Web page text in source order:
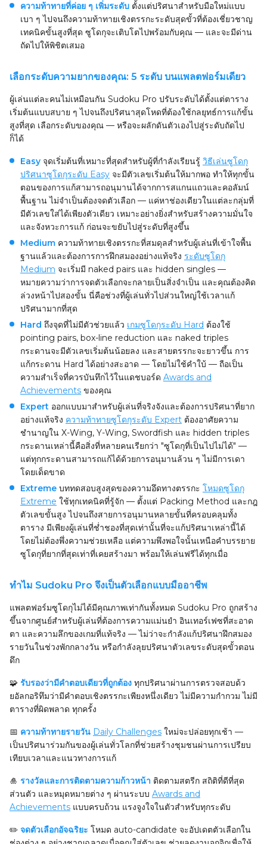
ความท้าทายที่ค่อย ๆ เพิ่มระดับ ตั้งแต่ปริศนาสำหรับมือใหม่แบบ
เบา ๆ ไปจนถึงความท้าทายเชิงตรรกะระดับสุดขั้วที่ต้องเชี่ยวชาญ
เทคนิคขั้นสูงที่สุด ซูโดกุจะเติบโตไปพร้อมกับคุณ — และจะมีด่าน
ถัดไปให้พิชิตเสมอ
เลือกระดับความยากของคุณ: 5 ระดับ บนแพลตฟอร์มเดียว
ผู้เล่นแต่ละคนไม่เหมือนกัน Sudoku Pro ปรับระดับได้ตั้งแต่ตาราง
เริ่มต้นแบบสบาย ๆ ไปจนถึงปริศนาสุดโหดที่ต้องใช้กลยุทธ์การแก้ขั้น
สูงที่สุด เลือกระดับของคุณ — หรือจะผลักดันตัวเองไปสู่ระดับถัดไป
ก็ได้
Easy จุดเริ่มต้นที่เหมาะที่สุดสำหรับผู้ที่กำลังเรียนรู้ วิธีเล่นซูโดกุ
ปริศนาซูโดกุระดับ Easy จะมีตัวเลขเริ่มต้นให้มากพอ ทำให้ทุกขั้น
ตอนของการแก้สามารถอนุมานได้จากการสแกนแถวและคอลัมน์
พื้นฐาน ไม่จำเป็นต้องจดตัวเลือก — แค่หาช่องเดียวในแต่ละกลุ่มที่
มีตัวเลขใส่ได้เพียงตัวเดียว เหมาะอย่างยิ่งสำหรับสร้างความมั่นใจ
และจังหวะการแก้ ก่อนจะขยับไปสู่ระดับที่สูงขึ้น
Medium ความท้าทายเชิงตรรกะที่สมดุลสำหรับผู้เล่นที่เข้าใจพื้น
ฐานแล้วและต้องการการฝึกสมองอย่างแท้จริง ระดับซูโดกุ
Medium จะเริ่มมี naked pairs และ hidden singles —
หมายความว่าการจดตัวเลือกจะกลายเป็นสิ่งจำเป็น และคุณต้องคิด
ล่วงหน้าไปสองขั้น นี่คือช่วงที่ผู้เล่นทั่วไปส่วนใหญ่ใช้เวลาแก้
ปริศนามากที่สุด
Hard ถึงจุดที่ไม่มีตัวช่วยแล้ว เกมซูโดกุระดับ Hard ต้องใช้
pointing pairs, box-line reduction และ naked triples
กระดานจะมีตัวเลขเริ่มต้นน้อยลง และสายตรรกะจะยาวขึ้น การ
แก้กระดาน Hard ได้อย่างสะอาด — โดยไม่ใช้คำใบ้ — ถือเป็น
ความสำเร็จที่ควรบันทึกไว้ในแดชบอร์ด Awards and
Achievements ของคุณ
Expert ออกแบบมาสำหรับผู้เล่นที่จริงจังและต้องการปริศนาที่ยาก
อย่างแท้จริง ความท้าทายซูโดกุระดับ Expert ต้องอาศัยความ
ชำนาญใน X-Wing, Y-Wing, Swordfish และ hidden triples
กระดานเหล่านี้คือสิ่งที่หลายคนเรียกว่า "ซูโดกุที่เป็นไปไม่ได้" —
แต่ทุกกระดานสามารถแก้ได้ด้วยการอนุมานล้วน ๆ ไม่มีการเดา
โดยเด็ดขาด
Extreme บททดสอบสูงสุดของความอึดทางตรรกะ โหมดซูโดกุ
Extreme ใช้ทุกเทคนิคที่รู้จัก — ตั้งแต่ Packing Method และกฎ
ตัวเลขขั้นสูง ไปจนถึงสายการอนุมานหลายขั้นที่ครอบคลุมทั้ง
ตาราง มีเพียงผู้เล่นที่ช่ำชองที่สุดเท่านั้นที่จะแก้ปริศนาเหล่านี้ได้
โดยไม่ต้องพึ่งความช่วยเหลือ แต่ความพึงพอใจนั้นเหนือคำบรรยาย
ซูโดกุที่ยากที่สุดเท่าที่เคยสร้างมา พร้อมให้เล่นฟรีได้ทุกเมื่อ
ทำไม Sudoku Pro จึงเป็นตัวเลือกแบบมืออาชีพ
แพลตฟอร์มซูโดกุไม่ได้มีคุณภาพเท่ากันทั้งหมด Sudoku Pro ถูกสร้าง
ขึ้นจากศูนย์สำหรับผู้เล่นที่ต้องการความแม่นยำ อินเทอร์เฟซที่สะอาด
ตา และความลึกของเกมที่แท้จริง — ไม่ว่าจะกำลังแก้ปริศนาฝึกสมอง
รายวันในช่วงพักกลางวัน หรือกำลังลุยปริศนาตัวเลขระดับสุดขั้วตอน
ดึก
🧩 รับรองว่ามีคำตอบเดียวที่ถูกต้อง ทุกปริศนาผ่านการตรวจสอบด้ว
ยอัลกอริทึมว่ามีคำตอบเชิงตรรกะเพียงหนึ่งเดียว ไม่มีความกำกวม ไม่มี
ตารางที่ผิดพลาด ทุกครั้ง
📅 ความท้าทายรายวัน Daily Challenges ใหม่จะปล่อยทุกเช้า —
เป็นปริศนาร่วมกันของผู้เล่นทั่วโลกที่ช่วยสร้างชุมชนผ่านการเปรียบ
เทียบเวลาและแนวทางการแก้
🎍 รางวัลและการติดตามความก้าวหน้า ติดตามสตรีก สถิติที่ดีที่สุด
ส่วนตัว และหมุดหมายต่าง ๆ ผ่านระบบ Awards and
Achievements แบบครบถ้วน แรงจูงใจในตัวสำหรับทุกระดับ
✏️ จดตัวเลือกอัจฉริยะ โหมด auto-candidate จะอัปเดตตัวเลือกใน